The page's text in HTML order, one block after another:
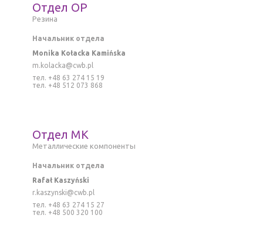
Отдел ОР
Резина
Начальник отдела
Monika Kołacka Kamińska
m.kolacka@cwb.pl
тел. +48 63 274 15 19
тел. +48 512 073 868
Отдел MK
Mеталлическиe компоненты
Начальник отдела
Rafał Kaszyński
r.kaszynski@cwb.pl
тел. +48 63 274 15 27
тел. +48 500 320 100